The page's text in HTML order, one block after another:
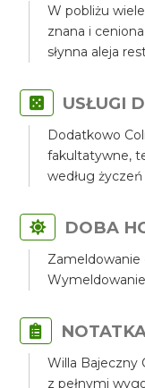
W pobliżu
znana i
słynna aleja
USŁUGI
Dodatkowo
fakultatywne,
według życzeń
DOBA
Zameldowanie
Willa Bajeczny
z pełnymi